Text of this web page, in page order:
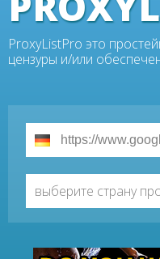
ProxyListPro это
цензуры и/или
выберите страну